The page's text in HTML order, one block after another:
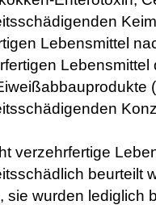
Lebensmittel
verzehrfertige
beurteilt
sie wurden lediglich